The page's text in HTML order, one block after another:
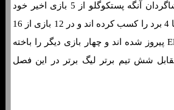
نگوییم ثابت‌ترین تیم. شاگردان آنگه پستکوگلو از 5 بازی اخیر خود
در خانه در این رقابت ها 4 برد را کسب کرده اند و در 12 بازی از 16
بازی خانگی خود در EPL پیروز شده اند و چهار بازی دیگر را باخته
شش تیم برتر لیگ برتر در این فصل